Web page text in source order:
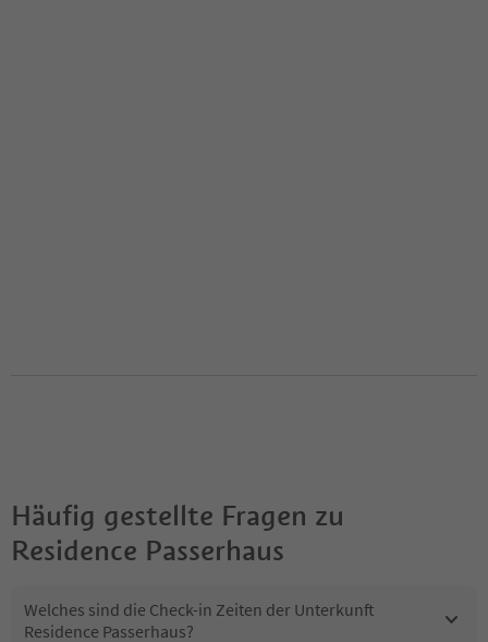
Häufig gestellte Fragen zu
Residence Passerhaus
Welches sind die Check-in Zeiten der Unterkunft
Residence Passerhaus?